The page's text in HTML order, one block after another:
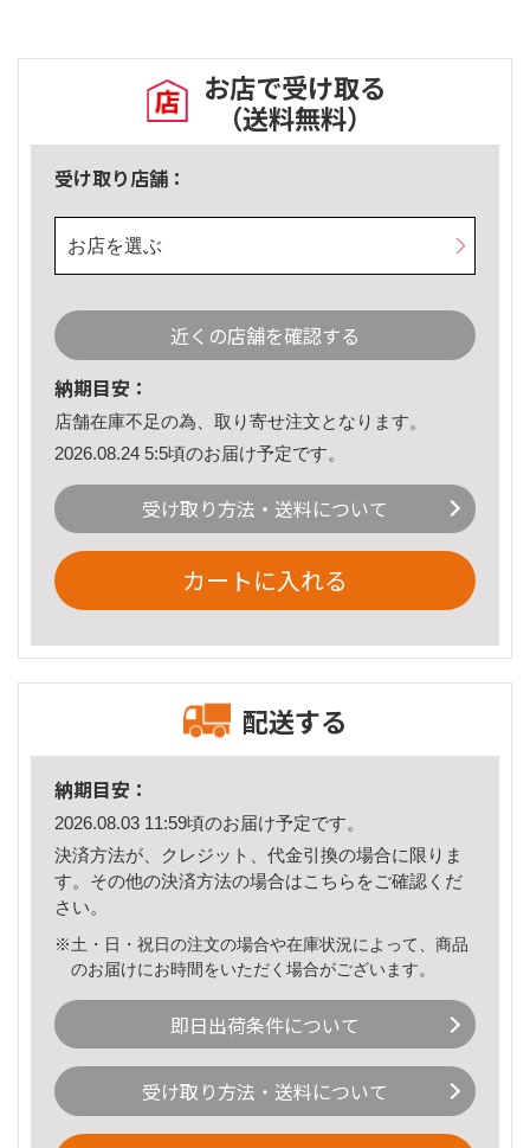
お店で受け取る
（送料無料）
受け取り店舗：
お店を選ぶ
近くの店舗を確認する
納期目安：
店舗在庫不足の為、取り寄せ注文となります。
2026.08.24 5:5頃のお届け予定です。
受け取り方法・送料について
カートに入れる
配送する
納期目安：
2026.08.03 11:59頃のお届け予定です。
決済方法が、クレジット、代金引換の場合に限りま
す。その他の決済方法の場合はこちら をご確認くだ
さい。
※土・日・祝日の注文の場合や在庫状況によって、商品
のお届けにお時間をいただく場合がございます。
即日出荷条件について
受け取り方法・送料について